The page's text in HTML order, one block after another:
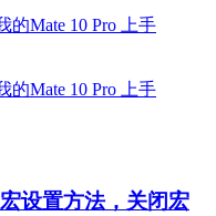
设置方法，关闭宏